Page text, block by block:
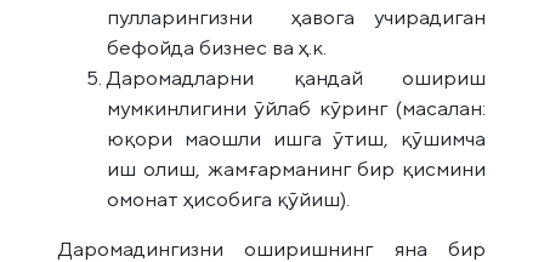
пулларингизни ҳавога учирадиган
бефойда бизнес ва ҳ.к.
Даромадларни қандай ошириш
мумкинлигини ўйлаб кўринг (масалан:
юқори маошли ишга ўтиш, қўшимча
иш олиш, жамғарманинг бир қисмини
омонат ҳисобига қўйиш).
Даромадингизни оширишнинг яна бир